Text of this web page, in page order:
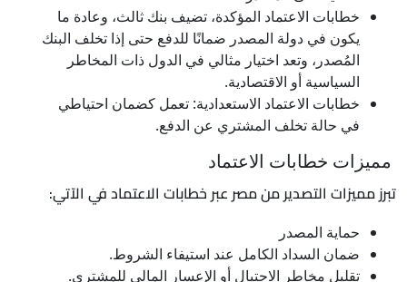
خطابات الاعتماد المؤكدة، تضيف بنك ثالث، وعادة ما
يكون في دولة المصدر ضمانًا للدفع حتى إذا تخلف البنك
المُصدر، وتعد اختيار مثالي في الدول ذات المخاطر
السياسية أو الاقتصادية.
خطابات الاعتماد الاستعدادية: تعمل كضمان احتياطي
في حالة تخلف المشتري عن الدفع.
مميزات خطابات الاعتماد
تبرز مميزات التصدير من مصر عبر خطابات الاعتماد في الآتي:
حماية المصدر
ضمان السداد الكامل عند استيفاء الشروط.
تقليل مخاطر الاحتيال أو الإعسار المالي للمشتري.